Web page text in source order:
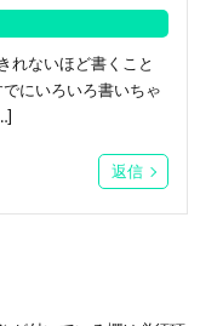
れないほど書くこと
にいろいろ書いちゃ
返信